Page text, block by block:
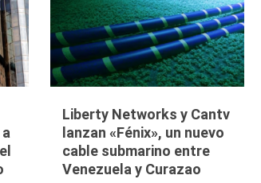
Liberty Networks y Cantv
lanzan «Fénix», un nuevo
cable submarino entre
Venezuela y Curazao